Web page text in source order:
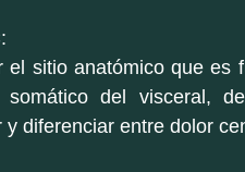
el sitio anatómico que es
del visceral,
diferenciar entre dolor